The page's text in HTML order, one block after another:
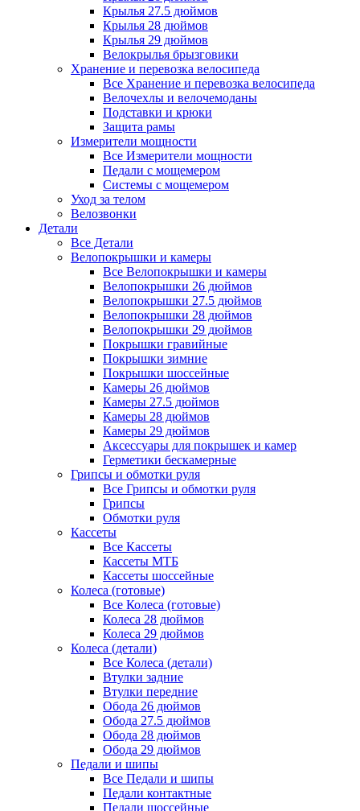
Крылья 27.5 дюймов
Крылья 28 дюймов
Крылья 29 дюймов
Велокрылья брызговики
Хранение и перевозка велосипеда
Все Хранение и перевозка велосипеда
Велочехлы и велочемоданы
Подставки и крюки
Защита рамы
Измерители мощности
Все Измерители мощности
Педали с мощемером
Системы с мощемером
Уход за телом
Велозвонки
Детали
Все Детали
Велопокрышки и камеры
Все Велопокрышки и камеры
Велопокрышки 26 дюймов
Велопокрышки 27.5 дюймов
Велопокрышки 28 дюймов
Велопокрышки 29 дюймов
Покрышки гравийные
Покрышки зимние
Покрышки шоссейные
Камеры 26 дюймов
Камеры 27.5 дюймов
Камеры 28 дюймов
Камеры 29 дюймов
Аксессуары для покрышек и камер
Герметики бескамерные
Грипсы и обмотки руля
Все Грипсы и обмотки руля
Грипсы
Обмотки руля
Кассеты
Все Кассеты
Кассеты МТБ
Кассеты шоссейные
Колеса (готовые)
Все Колеса (готовые)
Колеса 28 дюймов
Колеса 29 дюймов
Колеса (детали)
Все Колеса (детали)
Втулки задние
Втулки передние
Обода 26 дюймов
Обода 27.5 дюймов
Обода 28 дюймов
Обода 29 дюймов
Педали и шипы
Все Педали и шипы
Педали контактные
Педали шоссейные